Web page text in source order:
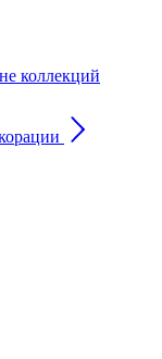
коллекций